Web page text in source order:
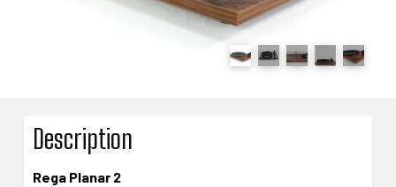
Description
Rega Planar 2